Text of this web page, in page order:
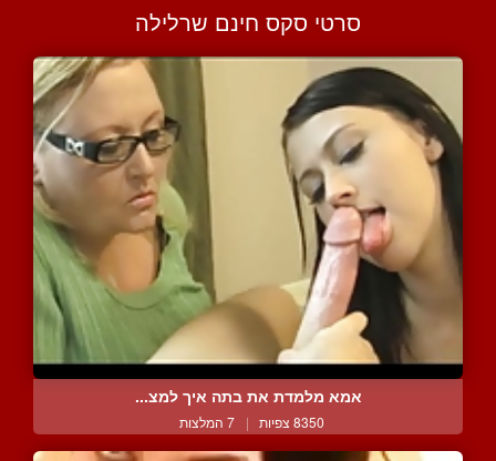
סרטי סקס חינם שרלילה
אמא מלמדת את בתה איך למצ...
8350 צפיות | 7 המלצות